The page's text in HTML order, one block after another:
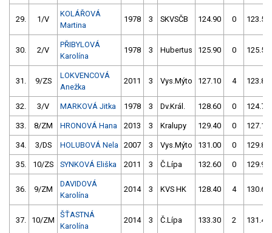
29. 1/V
KOLÁŘOVÁ
Martina
1978 3 SKVSČB 124.90 0 123.50
30. 2/V
PŘIBYLOVÁ
Karolína
1978 3 Hubertus 125.90 0 125.50
31. 9/ZS
LOKVENCOVÁ
Anežka
2011 3 Vys.Mýto 127.10 4 123.80
32. 3/V MARKOVÁ Jitka 1978 3 Dv.Král. 128.60 0 124.70
33. 8/ZM HRONOVÁ Hana 2013 3 Kralupy 129.40 0 127.10
34. 3/DS HOLUBOVÁ Nela 2007 3 Vys.Mýto 131.00 0 129.80
35. 10/ZS SYNKOVÁ Eliška 2011 3 Č.Lípa 132.60 0 129.90
36. 9/ZM
DAVIDOVÁ
Karolína
2014 3 KVS HK 128.40 4 130.60
37. 10/ZM
ŠŤASTNÁ
Karolína
2014 3 Č.Lípa 133.30 2 131.40